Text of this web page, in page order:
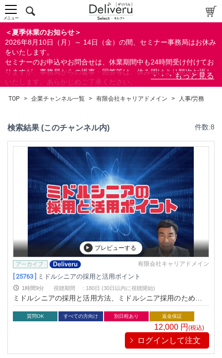
＜夏季休業のお知らせ＞
2026年8月10日（月）～ 14日（金）の間、セミナー事務局はお休み
をいたします。
セミナーのお申込やお問合せは、休業期間中も24時間受け付けてお
りますが、事務局からの返事・回答等は、休み明けより順次お返し
いたします。あらかじめご了承ください。
ができます。
メニュー
TOP > 企業チャンネル一覧 > 有限会社キャリアドメイン > 人事/労務
検索結果 (このチャンネル内) 件数:8
プレビューする
有限会社キャリアドメイン
[ 25763 ] ミドルシニアの採用と活用ポイント
1時間9分 視聴期間 : 180日 (30日以内に視聴開始)
ミドルシニアの採用と活用方法、ミドルシニア採用のための質
問と見極めポイント、ミドルシニアの問題を改善し戦力にする
方法について説明します。
質問OK すべての方向け 別日程あり 返金保証
12,000 円 (税込)
ログインして注文